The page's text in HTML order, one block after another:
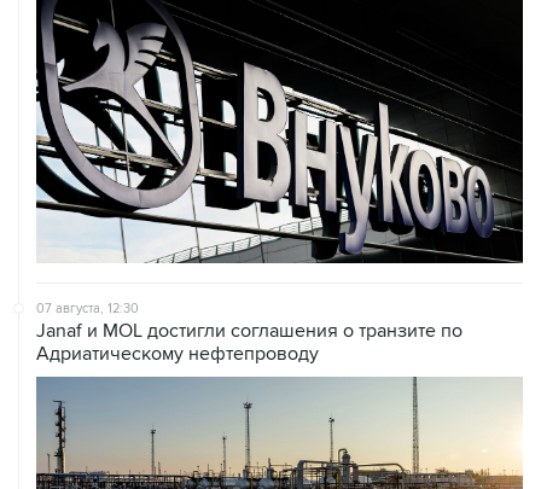
07 августа, 12:30
Janaf и MOL достигли соглашения о транзите по
Адриатическому нефтепроводу